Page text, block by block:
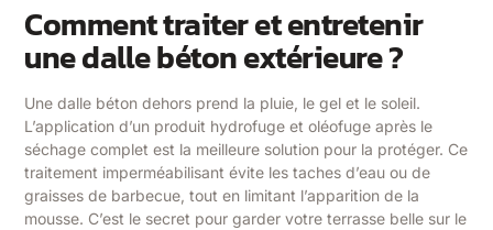
Comment traiter et entretenir
une dalle béton extérieure ?
Une dalle béton dehors prend la pluie, le gel et le soleil.
L’application d’un produit hydrofuge et oléofuge après le
séchage complet est la meilleure solution pour la protéger. Ce
traitement imperméabilisant évite les taches d’eau ou de
graisses de barbecue, tout en limitant l’apparition de la
mousse. C’est le secret pour garder votre terrasse belle sur le